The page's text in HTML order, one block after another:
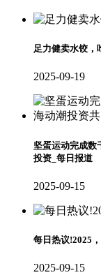
足力健卖水饺，
2025-09-19
坚蛋运动完成数
投资_每日报道
2025-09-15
每日热议!2025
2025-09-15